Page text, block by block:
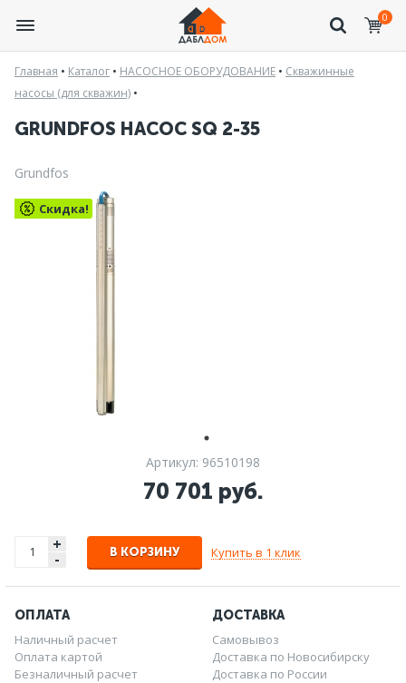
0
Главная • Каталог • НАСОСНОЕ ОБОРУДОВАНИЕ • Скважинные
насосы (для скважин) •
GRUNDFOS НАСОС SQ 2-35
Grundfos
Скидка!
Артикул: 96510198
70 701 руб.
+
- В КОРЗИНУ Купить в 1 клик
ОПЛАТА
Наличный расчет
Оплата картой
Безналичный расчет
ДОСТАВКА
Самовывоз
Доставка по Новосибирску
Доставка по России